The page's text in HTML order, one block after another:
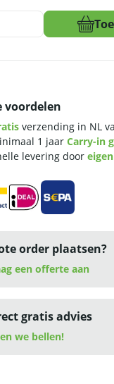
voordelen
verzending in NL
1 jaar Carry-in
levering door
order plaatsen?
een offerte aan
gratis advies
we bellen!